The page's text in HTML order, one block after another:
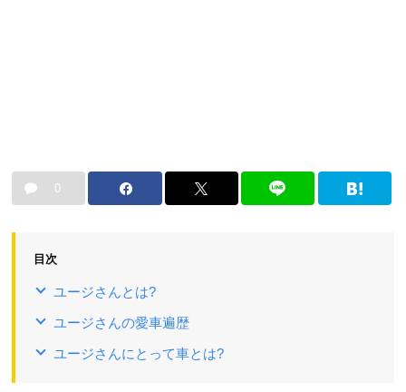
0
目次
ユージさんとは?
ユージさんの愛車遍歴
ユージさんにとって車とは?